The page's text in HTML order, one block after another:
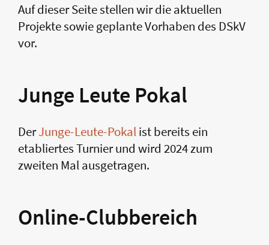
Auf dieser Seite stellen wir die aktuellen
Projekte sowie geplante Vorhaben des DSkV
vor.
Junge Leute Pokal
DerJunge-Leute-Pokalist bereits ein
etabliertes Turnier und wird 2024 zum
zweiten Mal ausgetragen.
Online-Clubbereich